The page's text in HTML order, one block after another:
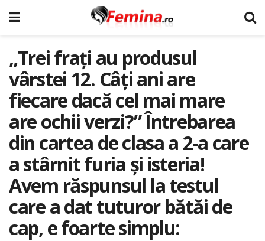
„Trei fraţi au produsul
vârstei 12. Câţi ani are
fiecare dacă cel mai mare
are ochii verzi?” Întrebarea
din cartea de clasa a 2-a care
a stârnit furia și isteria!
Avem răspunsul la testul
care a dat tuturor bătăi de
cap, e foarte simplu: